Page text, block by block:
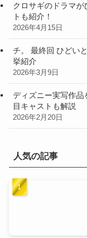
クロサギのドラマ
トも紹介！
2026年4月15日
チ。 最終回 ひどい
挙紹介
2026年3月9日
ディズニー実写作
目キャストも解説
2026年2月20日
人気の記事